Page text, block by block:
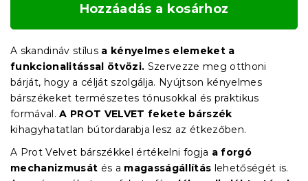
Hozzáadás a kosárhoz
A skandináv stílus a kényelmes elemeket a
funkcionalitással ötvözi. Szervezze meg otthoni
bárját, hogy a célját szolgálja. Nyújtson kényelmes
bárszékeket természetes tónusokkal és praktikus
formával.A PROT VELVET fekete bárszék
kihagyhatatlan bútordarabja lesz az étkezőben.
A Prot Velvet bárszékkel értékelni fogja a forgó
mechanizmusát és a magasságállítás lehetőségét is.